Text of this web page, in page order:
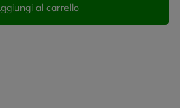
al carrello